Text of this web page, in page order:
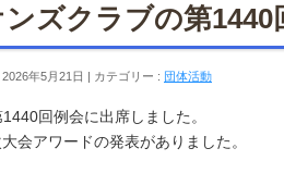
ズクラブの第1440
年5月21日 カテゴリー : 団体活動
回例会に出席しました。
会アワードの発表がありました。